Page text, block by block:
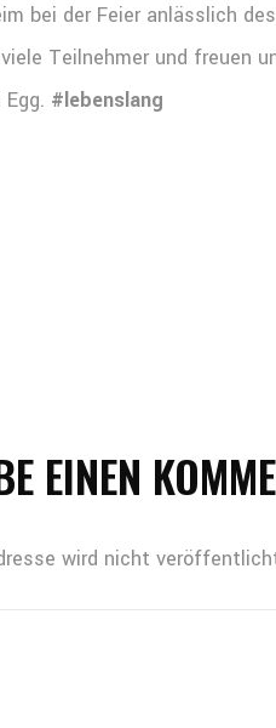
bei der Feier anlässlich
Teilnehmer und freuen
Egg. #lebenslang
EINEN
wird nicht